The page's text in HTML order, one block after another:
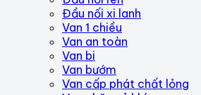
Đầu nối xi lanh
Van 1 chiều
Van an toàn
Van bi
Van bướm
Van cấp phát chất lỏng